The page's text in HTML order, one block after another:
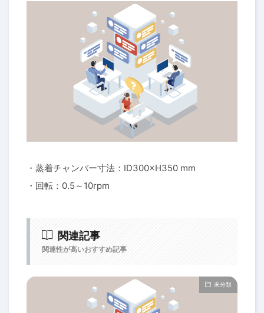
・蒸着チャンバー寸法：ID300×H350 mm
・回転：0.5～10rpm
関連記事
関連性が高いおすすめ記事
未分類